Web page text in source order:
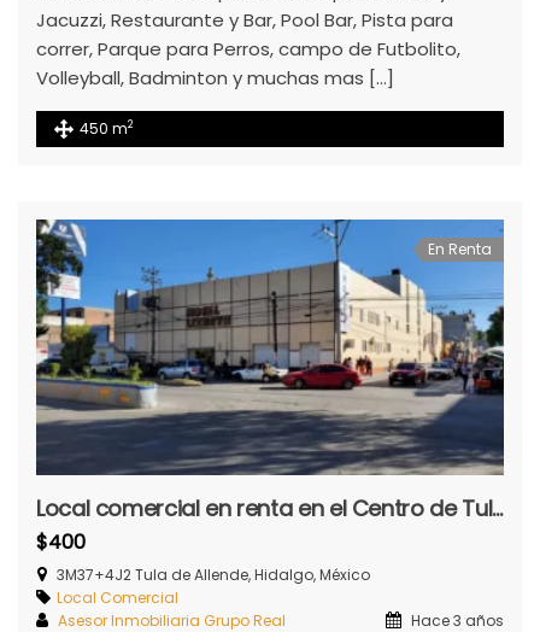
Jacuzzi, Restaurante y Bar, Pool Bar, Pista para
correr, Parque para Perros, campo de Futbolito,
Volleyball, Badminton y muchas mas […]
450 m2
En Renta
Local comercial en renta en el Centro de Tula
$400
3M37+4J2 Tula de Allende, Hidalgo, México
Local Comercial
Asesor Inmobiliaria Grupo Real
Hace 3 años